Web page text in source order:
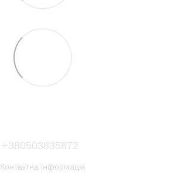
+380503835872
Контактна інформація